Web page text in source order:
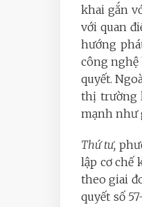
khai gắn
với quan
hướng
công nghệ
quyết.
thị trường
mạnh như
Thứ tư,
lập cơ chế
theo giai
quyết số